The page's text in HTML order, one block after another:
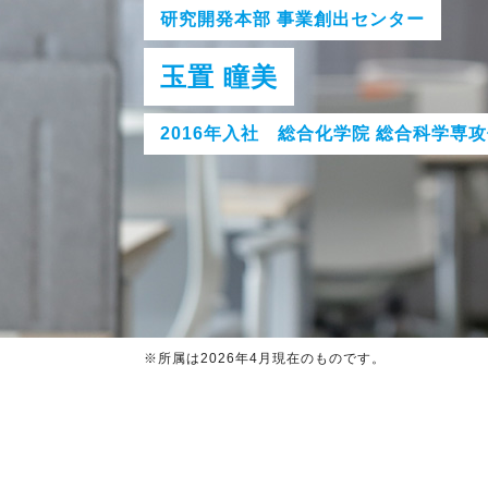
研究開発本部 事業創出センター
玉置 瞳美
2016年入社 総合化学院 総合科学専
※所属は2026年4月現在のものです。